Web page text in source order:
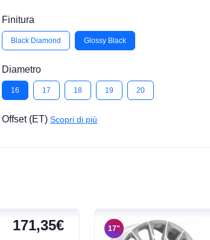
Finitura
Black Diamond Glossy Black
Diametro
16 17 18 19 20
Offset (ET)Scopri di più
171,35€ 17"